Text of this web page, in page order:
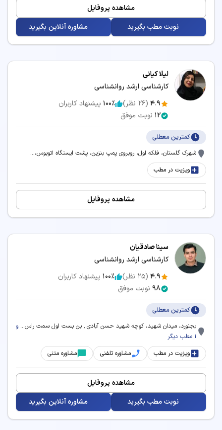
مشاهده پروفایل
نوبت مطب بگیرید
مشاوره آنلاین بگیرید
لیلا کیانی
کارشناسی ارشد روانشناسی
4.9
(
26 نظر) 100٪ پیشنهاد کاربران
12 نوبت موفق
کمترین معطلی
شهرک گلستان، فلکه اول، روبروی پمپ بنزین، پشت ایستگاه اتوبوس،...
ویزیت در مطب
مشاهده پروفایل
سینا صادقیان
کارشناسی ارشد روانشناسی
4.9
(
25 نظر) 100٪ پیشنهاد کاربران
98 نوبت موفق
کمترین معطلی
بجنورد، میدان شهید، کوچه شهید حسن آبادی ٬ بن بست اول سمت راس...
و
1 مطب دیگر
ویزیت در مطب
مشاوره تلفنی مشاوره متنی
مشاهده پروفایل
نوبت مطب بگیرید
مشاوره آنلاین بگیرید